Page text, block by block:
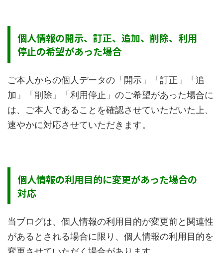
個人情報の開示、訂正、追加、削除、利用
停止の希望があった場合
ご本人からの個人データの「開示」「訂正」「追
加」「削除」「利用停止」のご希望があった場合に
は、ご本人であることを確認させていただいた上、
速やかに対応させていただきます。
個人情報の利用目的に変更があった場合の
対応
当ブログは、個人情報の利用目的が変更前と関連性
があるとされる場合に限り、個人情報の利用目的を